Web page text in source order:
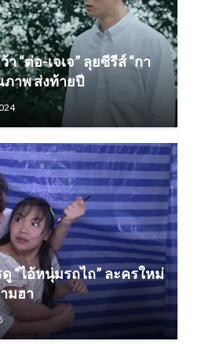
า “ต่อ-เจเจ” ลุยซีรีส์ “กา
าพ ส่งท้ายปี
“ไอ้หนุ่มรถไถ” ละครใหม่
มฮา